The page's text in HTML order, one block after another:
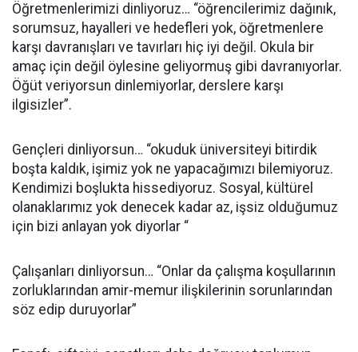
Öğretmenlerimizi dinliyoruz… “öğrencilerimiz dağınık,
sorumsuz, hayalleri ve hedefleri yok, öğretmenlere
karşı davranışları ve tavırları hiç iyi değil. Okula bir
amaç için değil öylesine geliyormuş gibi davranıyorlar.
Öğüt veriyorsun dinlemiyorlar, derslere karşı
ilgisizler”.
Gençleri dinliyorsun… “okuduk üniversiteyi bitirdik
boşta kaldık, işimiz yok ne yapacağımızı bilemiyoruz.
Kendimizi boşlukta hissediyoruz. Sosyal, kültürel
olanaklarımız yok denecek kadar az, işsiz olduğumuz
için bizi anlayan yok diyorlar “
Çalışanları dinliyorsun… “Onlar da çalışma koşullarının
zorluklarından amir-memur ilişkilerinin sorunlarından
söz edip duruyorlar”